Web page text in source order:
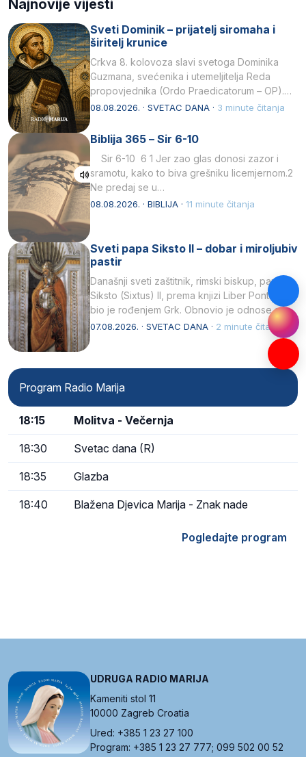
Najnovije vijesti
Sveti Dominik – prijatelj siromaha i
širitelj krunice
Crkva 8. kolovoza slavi svetoga Dominika
Guzmana, svećenika i utemeljitelja Reda
propovjednika (Ordo Praedicatorum – OP).
Svojim životom, dubokom ljubavlju prema
08.08.2026. · SVETAC DANA · 3 minute čitanja
Biblija 365 – Sir 6-10
Sir 6-10 6 1 Jer zao glas donosi zazor i
sramotu, kako to biva grešniku licemjernom.2
Ne predaj se u…
08.08.2026. · BIBLIJA · 11 minute čitanja
Sveti papa Siksto II – dobar i miroljubiv
pastir
Današnji sveti zaštitnik, rimski biskup, papa
Siksto (Sixtus) II, prema knjizi Liber Pontificalis
bio je rođenjem Grk. Obnovio je odnose s
afričkim…
07.08.2026. · SVETAC DANA · 2 minute čitanja
Program Radio Marija
18:15 Molitva - Večernja
18:30 Svetac dana (R)
18:35 Glazba
18:40 Blažena Djevica Marija - Znak nade
Pogledajte program
UDRUGA RADIO MARIJA
Kameniti stol 11
10000 Zagreb Croatia
Ured: +385 1 23 27 100
Program: +385 1 23 27 777; 099 502 00 52